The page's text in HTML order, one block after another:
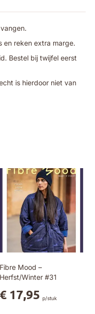
en reken extra marge.
Bestel bij twijfel eerst
is hierdoor niet van
Fibre Mood –
Herfst/Winter #31
€ 17,95 p/stuk